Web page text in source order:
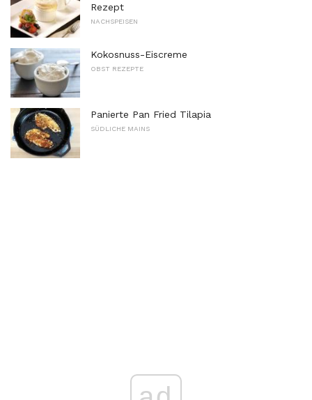
Rezept
NACHSPEISEN
Kokosnuss-Eiscreme
OBST REZEPTE
Panierte Pan Fried Tilapia
SÜDLICHE MAINS